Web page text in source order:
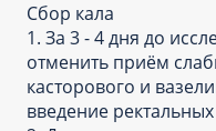
Сбор кала
1. За 3 - 4 дня до
отменить приём
касторового и
введение